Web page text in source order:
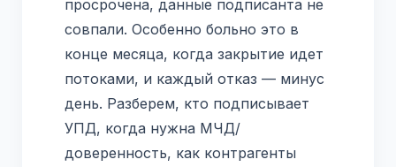
просрочена, данные подписанта не
совпали. Особенно больно это в
конце месяца, когда закрытие идет
потоками, и каждый отказ — минус
день. Разберем, кто подписывает
УПД, когда нужна МЧД/
доверенность, как контрагенты